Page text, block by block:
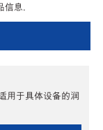
信息.
用于具体设备的润